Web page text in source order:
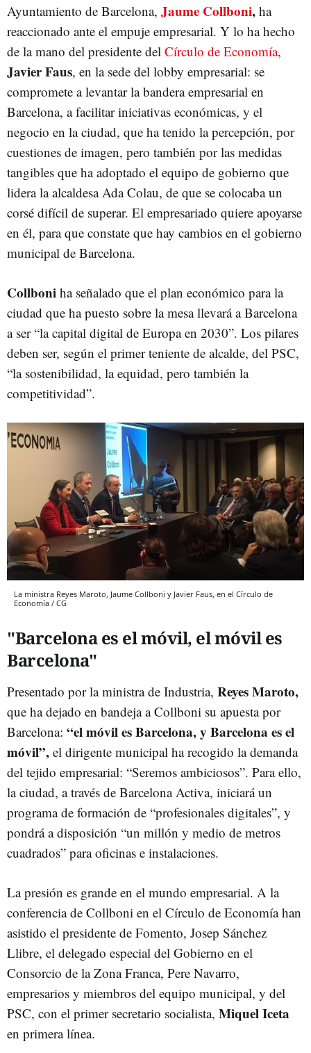
Ayuntamiento de Barcelona, Jaume Collboni, ha
reaccionado ante el empuje empresarial. Y lo ha hecho
de la mano del presidente del Círculo de Economía,
Javier Faus, en la sede del lobby empresarial: se
compromete a levantar la bandera empresarial en
Barcelona, a facilitar iniciativas económicas, y el
negocio en la ciudad, que ha tenido la percepción, por
cuestiones de imagen, pero también por las medidas
tangibles que ha adoptado el equipo de gobierno que
lidera la alcaldesa Ada Colau, de que se colocaba un
corsé difícil de superar. El empresariado quiere apoyarse
en él, para que constate que hay cambios en el gobierno
municipal de Barcelona.
Collboni ha señalado que el plan económico para la
ciudad que ha puesto sobre la mesa llevará a Barcelona
a ser “la capital digital de Europa en 2030”. Los pilares
deben ser, según el primer teniente de alcalde, del PSC,
“la sostenibilidad, la equidad, pero también la
competitividad”.
La ministra Reyes Maroto, Jaume Collboni y Javier Faus, en el Círculo de
Economía / CG
"Barcelona es el móvil, el móvil es
Barcelona"
Presentado por la ministra de Industria, Reyes Maroto,
que ha dejado en bandeja a Collboni su apuesta por
Barcelona: “el móvil es Barcelona, y Barcelona es el
móvil”, el dirigente municipal ha recogido la demanda
del tejido empresarial: “Seremos ambiciosos”. Para ello,
la ciudad, a través de Barcelona Activa, iniciará un
programa de formación de “profesionales digitales”, y
pondrá a disposición “un millón y medio de metros
cuadrados” para oficinas e instalaciones.
La presión es grande en el mundo empresarial. A la
conferencia de Collboni en el Círculo de Economía han
asistido el presidente de Fomento, Josep Sánchez
Llibre, el delegado especial del Gobierno en el
Consorcio de la Zona Franca, Pere Navarro,
empresarios y miembros del equipo municipal, y del
PSC, con el primer secretario socialista, Miquel Iceta
en primera línea.